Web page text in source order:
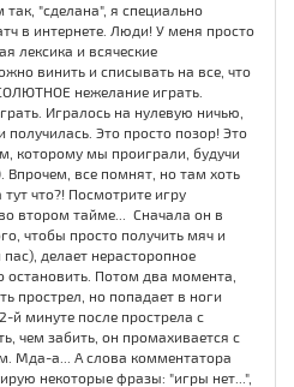
"сделана", я специально
в интернете. Люди! У меня просто
лексика и всяческие
винить и списывать на все, что
нежелание играть.
Игралось на нулевую ничью,
получилась. Это просто позор! Это
которому мы проиграли, будучи
Впрочем, все помнят, но там хоть
тут что?! Посмотрите игру
втором тайме... Сначала он в
чтобы просто получить мяч и
делает нерасторопное
Потом два момента,
прострел, но попадает в ноги
й минуте после прострела с
чем забить, он промахивается с
Мда-а... А слова комментатора
некоторые фразы: "игры нет...",